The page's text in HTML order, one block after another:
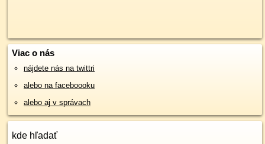
Viac o nás
nájdete nás na twittri
alebo na faceboooku
alebo aj v správach
kde hľadať